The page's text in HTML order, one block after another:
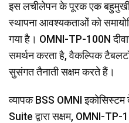
इस लचीलेपन के पूरक एक बहुमुखी
स्थापना आवश्यकताओं को
गया है। OMNI-TP-100N
समर्थन करता है, वैकल्पिक
सुसंगत तैनाती सक्षम करते हैं।
व्यापक BSS OMNI
Suite द्वारा सक्षम, OMNI-